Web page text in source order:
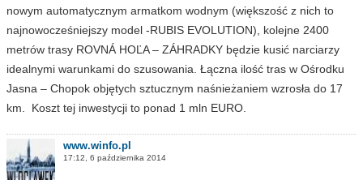
nowym automatycznym armatkom wodnym (większość z nich to
najnowocześniejszy model -RUBIS EVOLUTION), kolejne 2400
metrów trasy ROVNÁ HOĽA – ZÁHRADKY będzie kusić narciarzy
idealnymi warunkami do szusowania. Łączna ilość tras w Ośrodku
Jasna – Chopok objętych sztucznym naśnieżaniem wzrosła do 17
km. Koszt tej inwestycji to ponad 1 mln EURO.
www.winfo.pl
17:12, 6 października 2014